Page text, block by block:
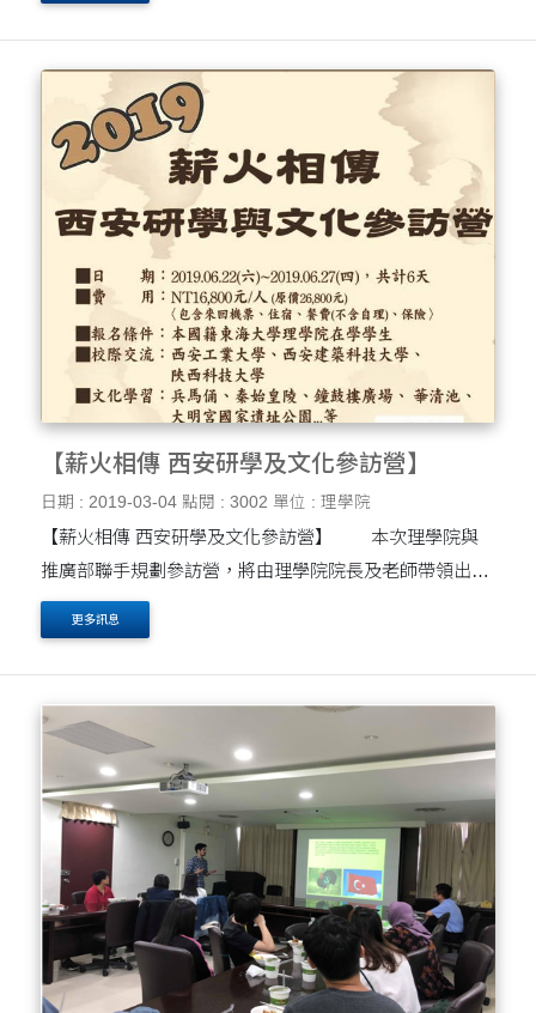
【薪火相傳 西安研學及文化參訪營】
日期 : 2019-03-04 點閱 : 3002 單位 : 理學院
【薪火相傳 西安研學及文化參訪營】 本次理學院與
推廣部聯手規劃參訪營，將由理學院院長及老師帶領出
訪，行程除到友校學術交流互相學習能更貼近瞭解當地生
活及學習形態，也安排參觀西安名....
更多訊息